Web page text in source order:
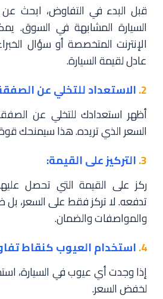
قبل البدء في التفاوض، ابحث
السيارة المشابهة في السوق.
الإنترنت المتخصصة أو سؤال
عادل لقيمة السيارة.
2. الاستعداد للتخلي عن
أظهر استعدادك للتخلي عن
السعر الذي تريده. هذا سيمنحك
3. التركيز على القيمة:
ركز على القيمة التي تحصل
تدفعه. لا تركز فقط على السعر، بل
والمواصفات والضمان.
4. استخدام العيوب كنقاط
إذا وجدت أي عيوب في السيارة،
لخفض السعر.